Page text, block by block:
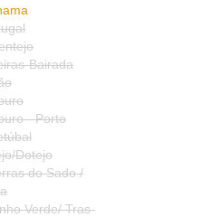
Bairada
- Porto
Dotejo
do Sado /
Verde/ Tras-